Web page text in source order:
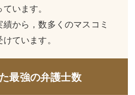
います。
から，数多くのマスコミ
ています。
最強の弁護士数